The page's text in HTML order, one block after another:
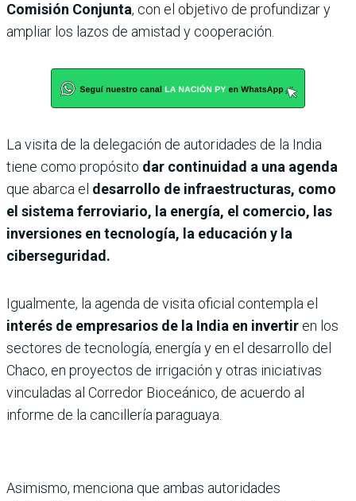
Comisión Conjunta, con el objetivo de profundizar y
ampliar los lazos de amistad y cooperación.
La visita de la delegación de autoridades de la India
tiene como propósito dar continuidad a una agenda
que abarca el desarrollo de infraestructuras, como
el sistema ferroviario, la energía, el comercio, las
inversiones en tecnología, la educación y la
ciberseguridad.
Igualmente, la agenda de visita oficial contempla el
interés de empresarios de la India en invertir en los
sectores de tecnología, energía y en el desarrollo del
Chaco, en proyectos de irrigación y otras iniciativas
vinculadas al Corredor Bioceánico, de acuerdo al
informe de la cancillería paraguaya.
Asimismo, menciona que ambas autoridades